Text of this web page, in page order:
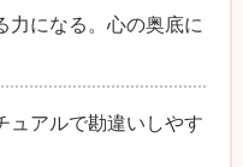
力になる。心の奥底に
ュアルで勘違いしやす